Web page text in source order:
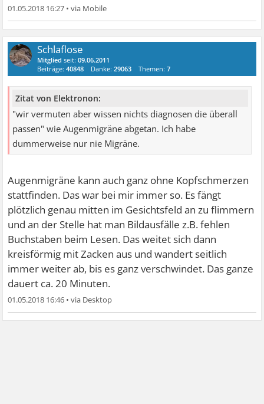
01.05.2018 16:27 •
Schlaflose
Mitglied seit:09.06.2011
Beiträge:40848 Danke:29063 Themen:7
Zitat von Elektronon:
"wir vermuten aber wissen nichts diagnosen die überall
passen" wie Augenmigräne abgetan. Ich habe
dummerweise nur nie Migräne.
Augenmigräne kann auch ganz ohne Kopfschmerzen
stattfinden. Das war bei mir immer so. Es fängt
plötzlich genau mitten im Gesichtsfeld an zu flimmern
und an der Stelle hat man Bildausfälle z.B. fehlen
Buchstaben beim Lesen. Das weitet sich dann
kreisförmig mit Zacken aus und wandert seitlich
immer weiter ab, bis es ganz verschwindet. Das ganze
dauert ca. 20 Minuten.
01.05.2018 16:46 •